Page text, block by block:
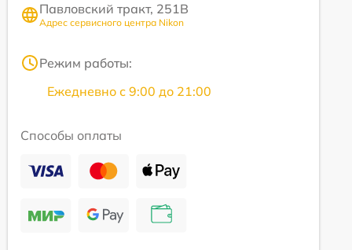
Павловский тракт, 251В
Адрес сервисного центра Nikon
Режим работы:
Ежедневно с 9:00 до 21:00
Способы оплаты